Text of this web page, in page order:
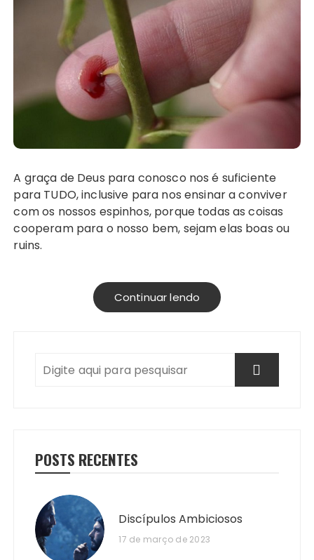
A graça de Deus para conosco nos é suficiente
para TUDO, inclusive para nos ensinar a conviver
com os nossos espinhos, porque todas as coisas
cooperam para o nosso bem, sejam elas boas ou
ruins.
Continuar lendo
POSTS RECENTES
Discípulos Ambiciosos
17 de março de 2023